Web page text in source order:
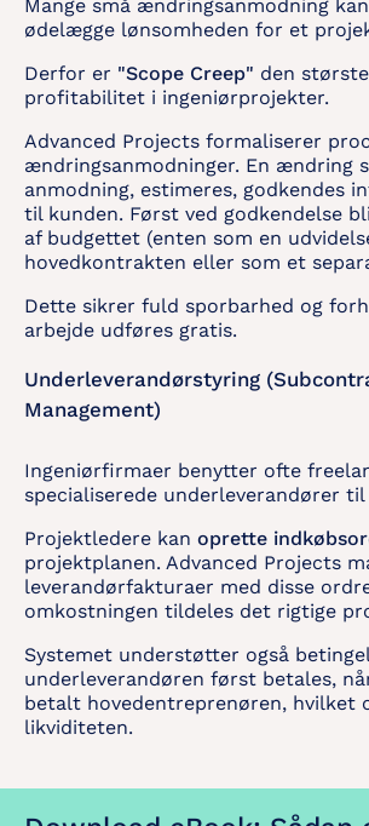
Mange små ændringsanmodning
ødelægge lønsomheden for et
Derfor er "Scope Creep" den
profitabilitet i ingeniørprojekter.
Advanced Projects formaliserer
ændringsanmodninger. En ændring
anmodning, estimeres, godkendes
til kunden. Først ved godkendelse
af budgettet (enten som en
hovedkontrakten eller som et
Dette sikrer fuld sporbarhed og
arbejde udføres gratis.
Underleverandørstyring
Management)
Ingeniørfirmaer benytter ofte
specialiserede underleverandører
Projektledere kan oprette
projektplanen. Advanced Projects
leverandørfakturaer med disse
omkostningen tildeles det rigtige
Systemet understøtter også
underleverandøren først betales,
betalt hovedentreprenøren, hvilket
likviditeten.